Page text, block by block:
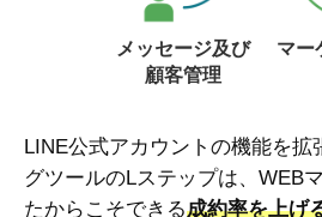
メッセージ及び
顧客管理
マー
LINE公式アカウントの機能を拡
グツールのLステップは、WEB
たからこそできる成約率を上げ